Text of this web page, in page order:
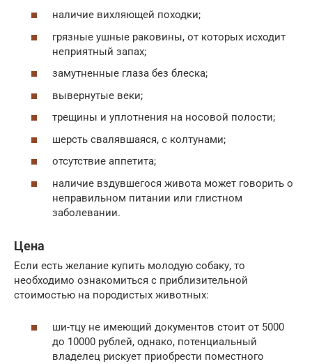
наличие вихляющей походки;
грязные ушные раковины, от которых исходит
неприятный запах;
замутненные глаза без блеска;
вывернутые веки;
трещины и уплотнения на носовой полости;
шерсть свалявшаяся, с колтунами;
отсутствие аппетита;
наличие вздувшегося живота может говорить о
неправильном питании или глистном
заболевании.
Цена
Если есть желание купить молодую собаку, то
необходимо ознакомиться с приблизительной
стоимостью на породистых животных:
ши-тцу не имеющий документов стоит от 5000
до 10000 рублей, однако, потенциальный
владелец рискует приобрести поместного